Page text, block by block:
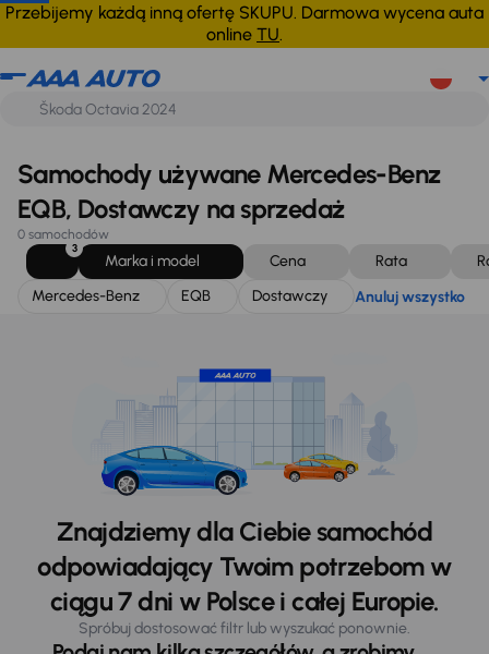
Przebijemy każdą inną ofertę SKUPU. Darmowa wycena auta
online TU.
Mercedes-Benz EQB Dostawczy Anuluj wszystko
Samochody używane Mercedes-Benz
EQB, Dostawczy na sprzedaż
0 samochodów
3
Marka i model Cena Rata
Mercedes-Benz
EQB Dostawczy Anuluj wszystko
Znajdziemy dla Ciebie samochód
odpowiadający Twoim potrzebom w
ciągu 7 dni w Polsce i całej Europie.
Spróbuj dostosować filtr lub wyszukać ponownie.